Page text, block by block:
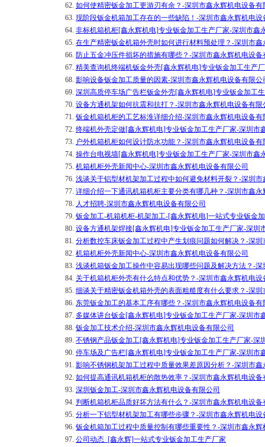
62. 如何使精密钣金加工更游刃有余？-深圳市鑫永辉机电设备有
63. 现阶段钣金机箱加工存在的一些缺陷！-深圳市鑫永辉机电设
64. 非标机箱机柜[鑫永辉机电]专业钣金加工生产厂家-深圳市鑫
65. 在生产精密钣金机箱外壳时如何进行材料预处理？-深圳市
66. 防止五金冲压件损坏的措施有哪些？-深圳市鑫永辉机电设备
67. 精美查询机终端机钣金外壳[鑫永辉机电]专业钣金加工生产
68. 影响设备钣金加工质量的因素-深圳市鑫永辉机电设备有限公
69. 深圳高质停车场广告栏钣金外壳[鑫永辉机电]专业钣金加工
70. 设备方通机架如何抗震和抗打？-深圳市鑫永辉机电设备有限
71. 钣金机箱机柜的工艺标淮详细介绍-深圳市鑫永辉机电设备有
72. 终端机外壳定做[鑫永辉机电]专业钣金加工生产厂家-深圳市
73. 户外机箱机柜如何设计防水功能？-深圳市鑫永辉机电设备有
74. 操作台电视墙[鑫永辉机电]专业钣金加工生产厂家-深圳市鑫
75. 机箱机柜外壳新闻中心-深圳市鑫永辉机电设备有限公司
76. 浅谈关于铝型材机架加工过程中如何避免材料开裂？-深圳
77. 详细介绍一下通讯机箱机柜主要分类有哪几种？-深圳市鑫
78. 人才招聘-深圳市鑫永辉机电设备有限公司
79. 钣金加工-机箱机柜-机架加工-[鑫永辉机电]一站式专业钣金
80. 设备方通机架焊接[鑫永辉机电]专业钣金加工生产厂家-深圳
81. 分析数控车床钣金加工过程中产生划痕问题如何解决？-深
82. 机箱机柜外壳新闻中心-深圳市鑫永辉机电设备有限公司
83. 浅谈机箱钣金加工操作中容易出现哪些问题及解决方法？-
84. 关于机箱机柜外壳有什么特点和优势？-深圳市鑫永辉机电设
85. 细谈关于精密钣金机箱外壳的表面粗糙度有什么要求？-深
86. 东莞钣金加工的基本工序有哪些？-深圳市鑫永辉机电设备有
87. 多媒体讲台钣金[鑫永辉机电]专业钣金加工生产厂家-深圳市
88. 钣金加工技术介绍-深圳市鑫永辉机电设备有限公司
89. 不锈钢产品钣金加工[鑫永辉机电]专业钣金加工生产厂家-深
90. 停车场及广告栏[鑫永辉机电]专业钣金加工生产厂家-深圳市
91. 影响不锈钢机架加工过程中质量效果差原因分析？-深圳市
92. 如何提高通讯机箱机柜的散热效率？-深圳市鑫永辉机电设备
93. 深圳钣金加工-深圳市鑫永辉机电设备有限公司
94. 判断机箱机柜品质好坏方法有什么？-深圳市鑫永辉机电设备
95. 分析一下铝型材机架加工有哪些步骤？-深圳市鑫永辉机电设
96. 钣金机箱加工过程中质量控制有哪些重要性？-深圳市鑫永
97. 公司动态_[鑫永辉]一站式专业钣金加工生产厂家